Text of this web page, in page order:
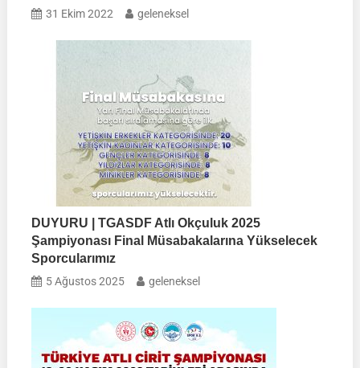
31 Ekim 2022 geleneksel
DUYURU | TGASDF Atlı Okçuluk 2025
Şampiyonası Final Müsabakalarına Yükselecek
Sporcularımız
5 Ağustos 2025 geleneksel